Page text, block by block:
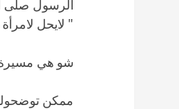
الرسول صلى
" لايحل
شو هي
ممكن